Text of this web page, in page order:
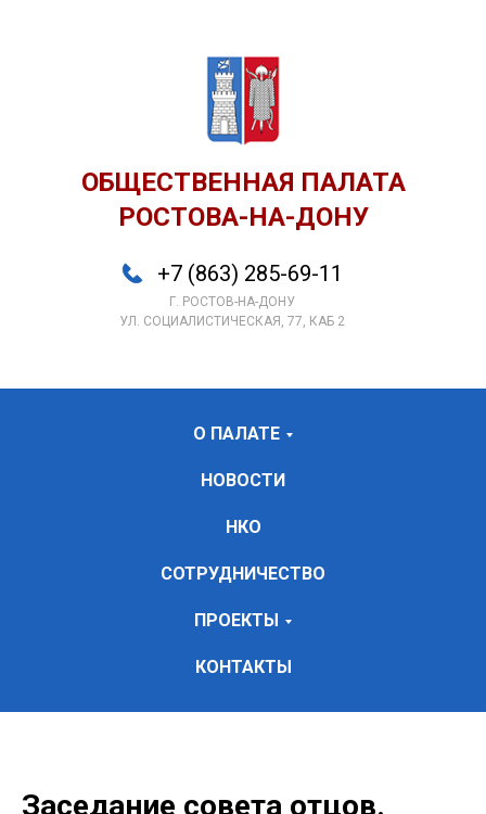
ОБЩЕСТВЕННАЯ ПАЛАТА
РОСТОВА-НА-ДОНУ
+7 (863) 285-69-11
Г. РОСТОВ-НА-ДОНУ
УЛ. СОЦИАЛИСТИЧЕСКАЯ, 77, КАБ 2
О ПАЛАТЕ
НОВОСТИ
НКО
СОТРУДНИЧЕСТВО
ПРОЕКТЫ
КОНТАКТЫ
Заседание совета отцов.